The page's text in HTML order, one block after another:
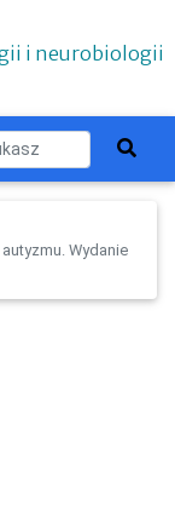
i neurobiologii
Wydanie